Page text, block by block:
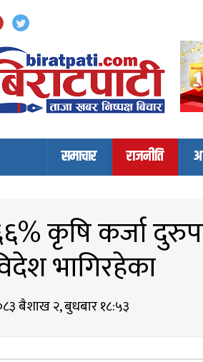
समाचार
राजनीति
कृषि कर्जा
भागिरहेका
बैशाख २, बुधबार १८:५३